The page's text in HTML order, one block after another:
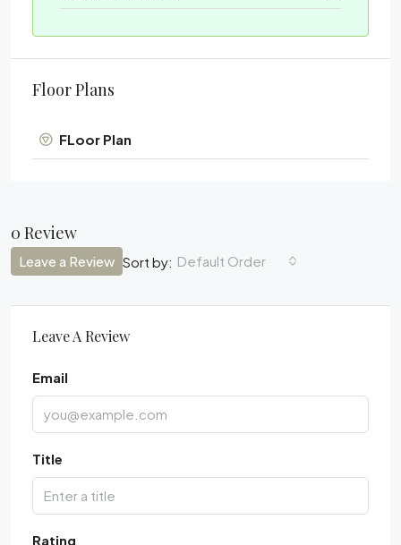
Floor Plans
FLoor Plan
0 Review
Sort by: Default Order
Leave a Review
Leave A Review
Email
Title
Rating